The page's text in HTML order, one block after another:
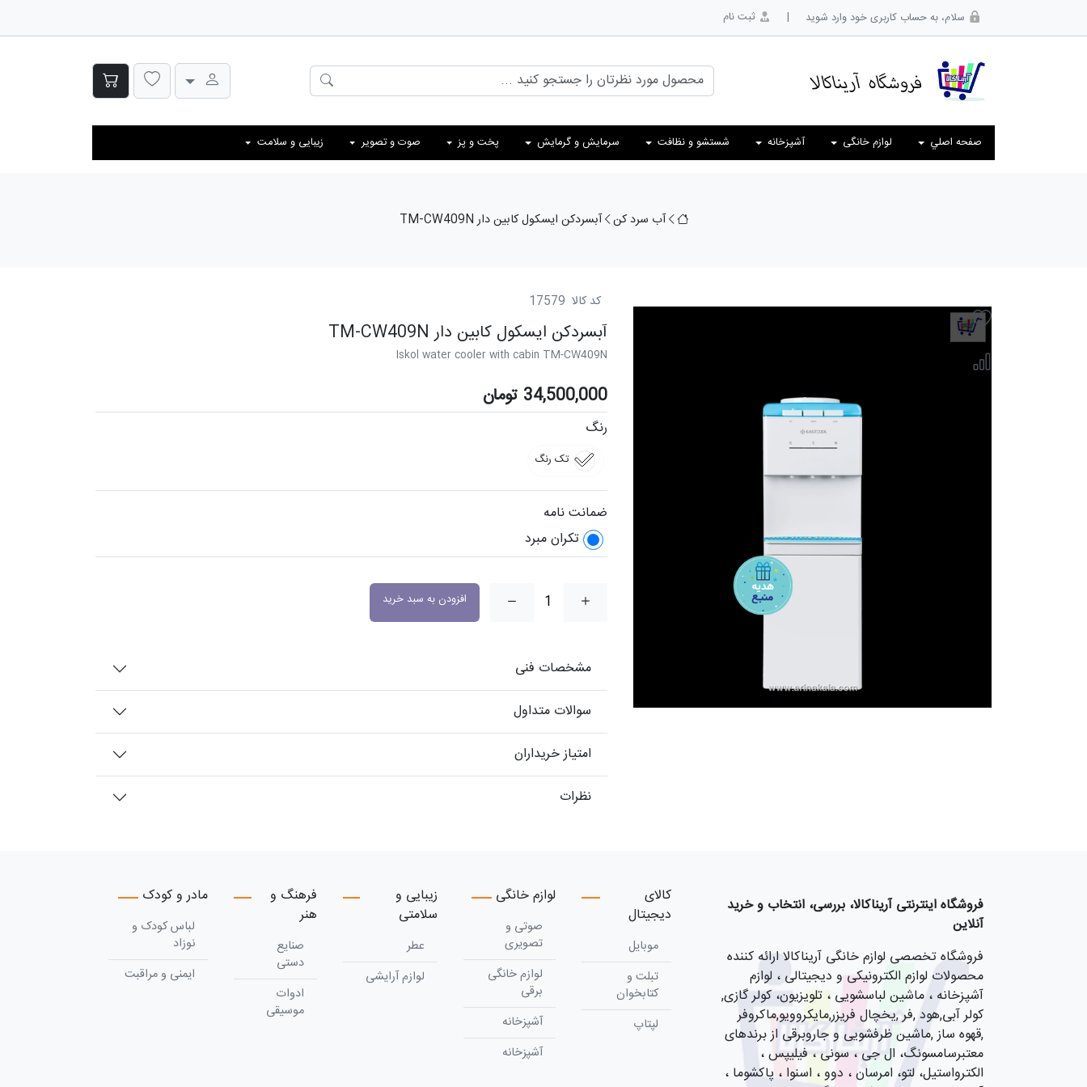
سلام، به حساب کاربری خود وارد شوید | ثبت نام
صفحه اصلي لوازم خانگی آشپزخانه شستشو و نظافت سرمایش و گرمایش پخت و پز صوت و تصویر زیبایی و سلامت
آب سرد کن آبسردکن ایسکول کابین دار TM-CW409N
کد کالا 17579
آبسردکن ایسکول کابین دار TM-CW409N
Iskol water cooler with cabin TM-CW409N
34,500,000 تومان
رنگ
تک رنگ
ضمانت نامه
تکران مبرد
افزودن به سبد خرید
مشخصات فنی
سوالات متداول
امتیاز خریداران
نظرات
فروشگاه اینترنتی آریناکالا، بررسی، انتخاب و خرید
آنلاین
فروشگاه تخصصی لوازم خانگی آریناکالا ارائه کننده
محصولات لوازم الکترونیکی و دیجیتالی ، لوازم
آشپزخانه ، ماشین لباسشویی ، تلویزیون، کولر گازی,
کولر آبی,هود ,فر ,یخچال فریزر,مایکروویو,ماکروفر
,قهوه ساز ,ماشین ظرفشویی و جاروبرقی از برندهای
معتبرسامسونگ، ال جی ، سونی ، فیلیپس ،
الکترواستیل، لتو، امرسان ، دوو ، اسنوا ، پاکشوما ،
کالای
دیجیتال
موبایل
تبلت و
کتابخوان
لپتاپ
لوازم خانگی
صوتی و
تصویری
لوازم خانگی
برقی
آشپزخانه
آشپزخانه
زیبایی و
سلامتی
عطر
لوازم آرایشی
فرهنگ و
هنر
صنایع
دستی
ادوات
موسیقی
مادر و کودک
لباس کودک و
نوزاد
ایمنی و مراقبت